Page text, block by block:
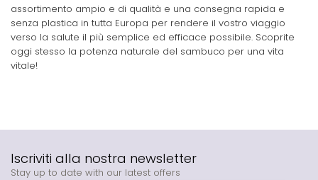
assortimento ampio e di qualità e una consegna rapida e
senza plastica in tutta Europa per rendere il vostro viaggio
verso la salute il più semplice ed efficace possibile. Scoprite
oggi stesso la potenza naturale del sambuco per una vita
vitale!
Iscriviti alla nostra newsletter
Stay up to date with our latest offers